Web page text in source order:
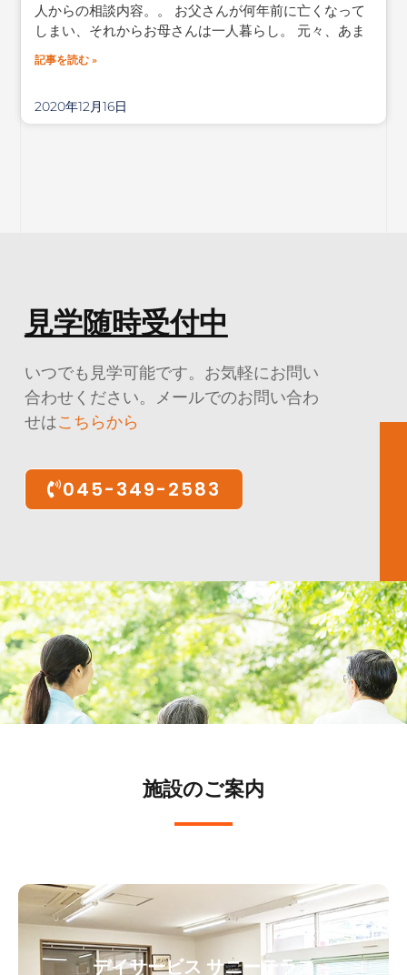
人からの相談内容。。 お父さんが何年前に亡くなって
しまい、それからお母さんは一人暮らし。 元々、あま
記事を読む »
2020年12月16日
見学随時受付中
いつでも見学可能です。お気軽にお問い
合わせください。メールでのお問い合わ
せはこちらから
045-349-2583
施設のご案内
デイサービス サニーテラス